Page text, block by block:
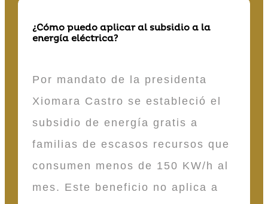
¿Cómo puedo aplicar al subsidio a la
energía eléctrica?
Por mandato de la presidenta
Xiomara Castro se estableció el
subsidio de energía gratis a
familias de escasos recursos que
consumen menos de 150 KW/h al
mes. Este beneficio no aplica a